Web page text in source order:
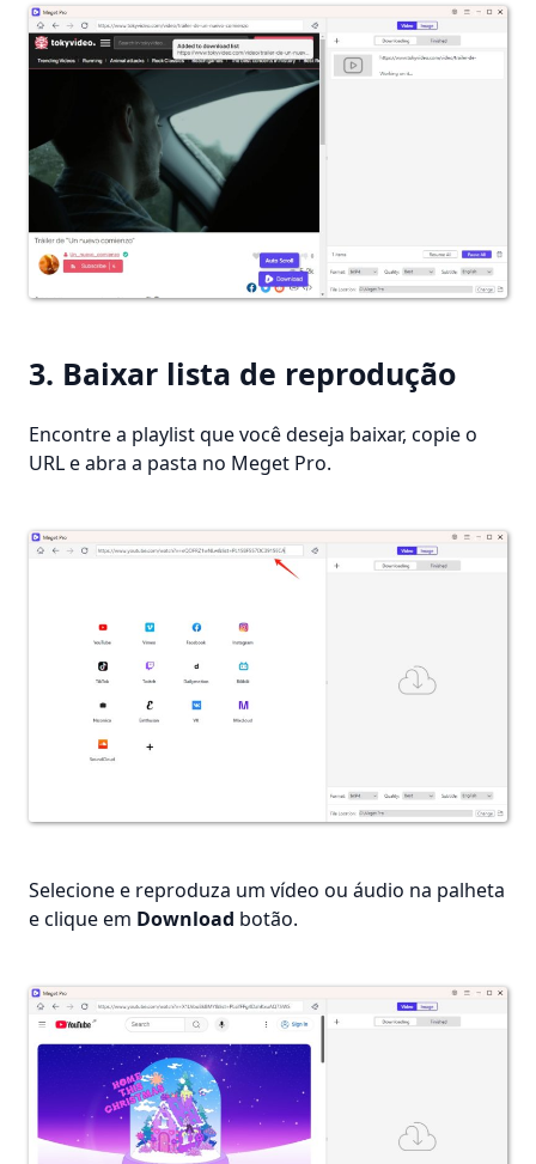
3. Baixar lista de reprodução
Encontre a playlist que você deseja baixar, copie o
URL e abra a pasta no Meget Pro.
Selecione e reproduza um vídeo ou áudio na palheta
e clique em Download botão.